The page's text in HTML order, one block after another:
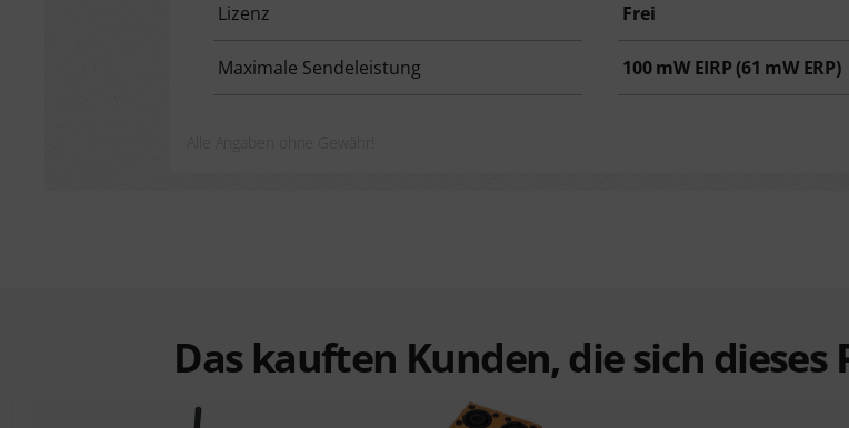
Lizenz Frei
Maximale Sendeleistung 100mW EIRP (61 mW ERP)
Das kauften Kunden, die sich